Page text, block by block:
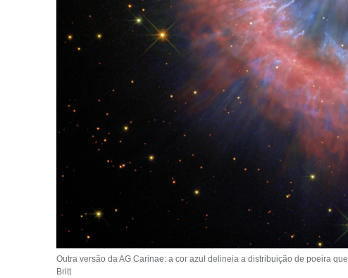
Outra versão da AG Carinae: a cor azul delineia a distribuição de poeira
Britt